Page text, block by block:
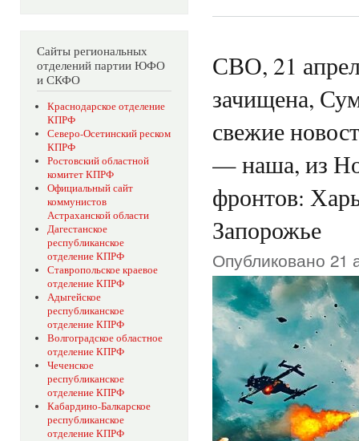
Сайты региональных
отделений партии ЮФО
и СКФО
Краснодарское отделение
КПРФ
Северо-Осетинский реском
КПРФ
Ростовский областной
комитет КПРФ
Официальный сайт
коммунистов
Астраханской области
Дагестанское
республиканское
отделение КПРФ
Ставропольское краевое
отделение КПРФ
Адыгейское
республиканское
отделение КПРФ
Волгоградское областное
отделение КПРФ
Чеченское
республиканское
отделение КПРФ
Кабардино-Балкарское
республиканское
отделение КПРФ
СВО, 21
зачищена,
свежие
— наша, из
фронтов:
Запорожье
Опубликовано 21